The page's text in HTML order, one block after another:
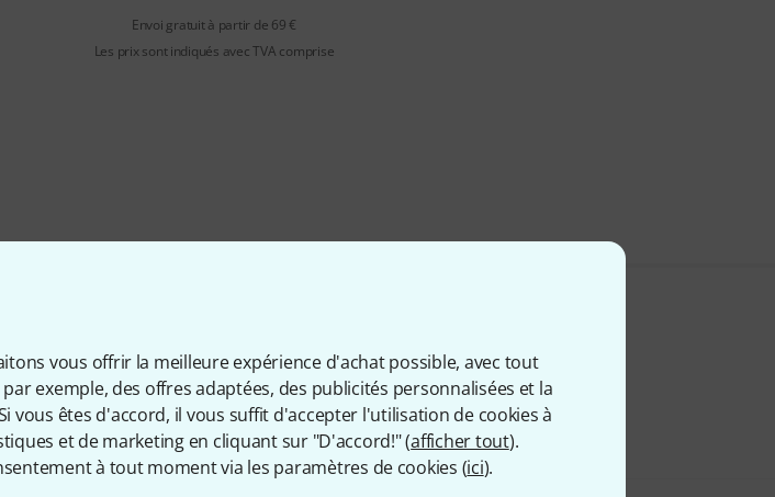
vous offrir la meilleure expérience d'achat possible, avec tout
exemple, des offres adaptées, des publicités personnalisées et la
vous êtes d'accord, il vous suffit d'accepter l'utilisation de cookies à
et de marketing en cliquant sur "D'accord!" (afficher tout).
à tout moment via les paramètres de cookies (ici).
Envoi gratuit à partir de 69 €
Les prix sont indiqués avec TVA comprise
que vous voyez ?
Aide et commentaires